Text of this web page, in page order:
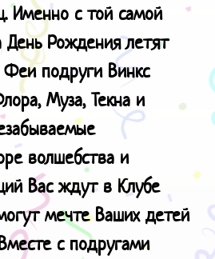
Именно с той самой
Рождения летят
Феи подруги Винкс
Муза, Текна и
волшебства и
Вас ждут в Клубе
мечте Ваших детей
с подругами